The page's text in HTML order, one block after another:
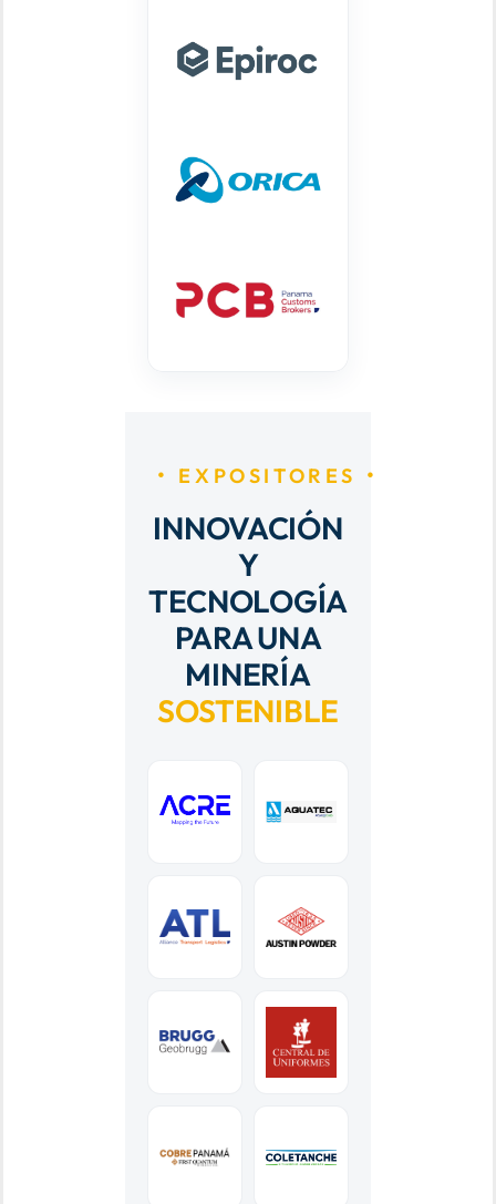
EXPOSITORES
INNOVACIÓN
Y
TECNOLOGÍA
PARA UNA
MINERÍA
SOSTENIBLE